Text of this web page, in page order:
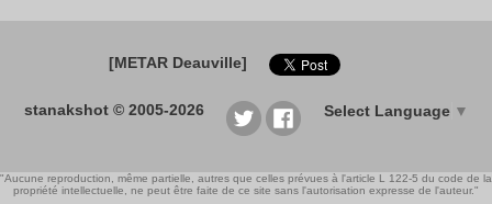
[METAR Deauville]
stanakshot © 2005-2026 Select Language ▼
"Aucune reproduction, même partielle, autres que celles prévues à l'article L 122-5 du code de la
propriété intellectuelle, ne peut être faite de ce site sans l'autorisation expresse de l'auteur."